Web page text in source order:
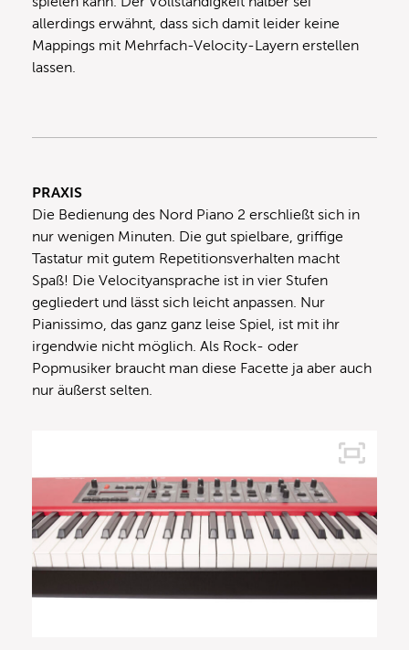
allerdings erwähnt, dass sich damit leider keine
Mappings mit Mehrfach-Velocity-Layern erstellen
lassen.
PRAXIS
Die Bedienung des Nord Piano 2 erschließt sich in
nur wenigen Minuten. Die gut spielbare, griffige
Tastatur mit gutem Repetitionsverhalten macht
Spaß! Die Velocityansprache ist in vier Stufen
gegliedert und lässt sich leicht anpassen. Nur
Pianissimo, das ganz ganz leise Spiel, ist mit ihr
irgendwie nicht möglich. Als Rock- oder
Popmusiker braucht man diese Facette ja aber auch
nur äußerst selten.